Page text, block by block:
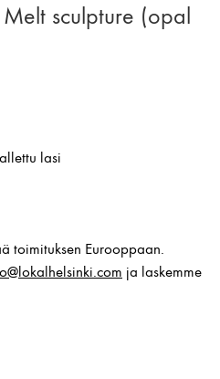
sculpture (opal
lasi
toimituksen Eurooppaan.
ja laskemme